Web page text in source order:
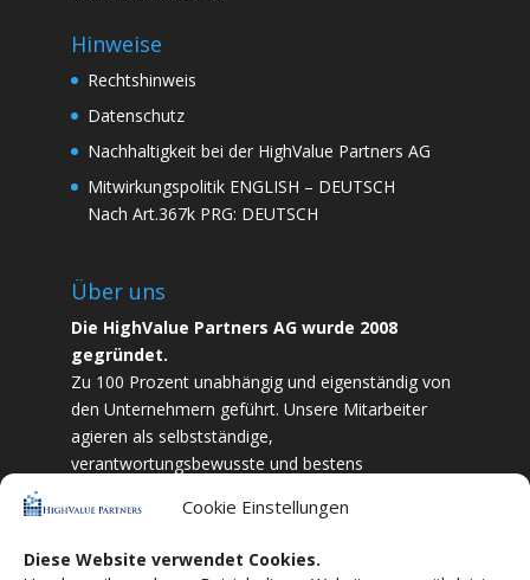
Cookie Einstellungen
Diese Website verwendet Cookies.
Hinweise
Rechtshinweis
Datenschutz
Nachhaltigkeit bei der HighValue Partners AG
Mitwirkungspolitik ENGLISH – DEUTSCH
Nach Art.367k PRG: DEUTSCH
Über uns
Die HighValue Partners AG wurde 2008
gegründet.
Zu 100 Prozent unabhängig und eigenständig von
den Unternehmern geführt. Unsere Mitarbeiter
agieren als selbstständige,
verantwortungsbewusste und bestens
und Zielstrebigkeit sind wir bestrebt das